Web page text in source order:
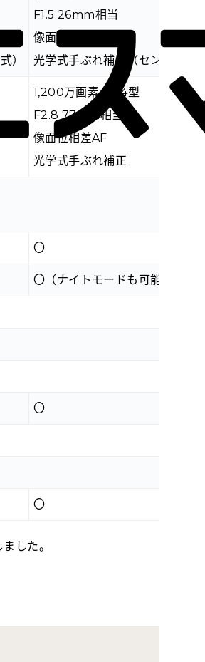
）
F1.5 26mm相当
像面位相差AF
光学式手ぶれ補正（センサーシ
1,200万画素 1/3.4型
F2.8 77mm相当
像面位相差AF
光学式手ぶれ補正
〇
〇（ナイトモードも可能）
〇
〇
ました。